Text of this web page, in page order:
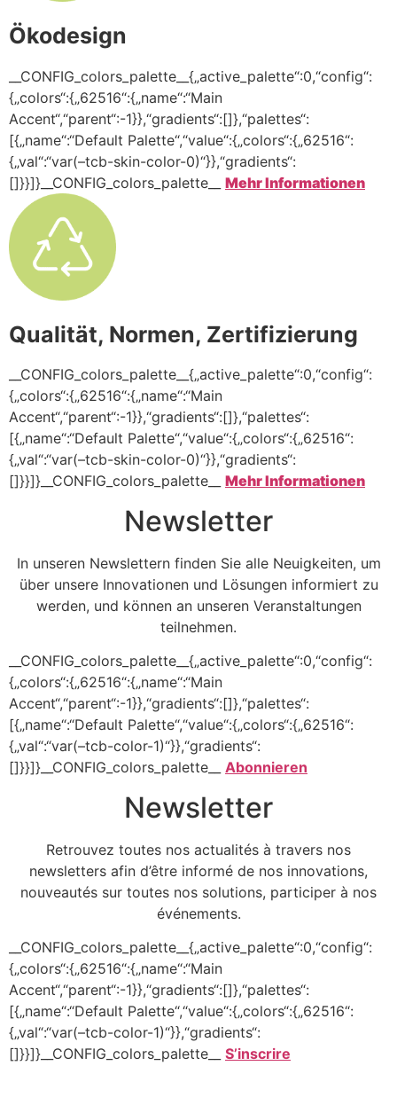
Ökodesign
__CONFIG_colors_palette__{„active_palette“:0,“config“:
{„colors“:{„62516“:{„name“:“Main
Accent“,“parent“:-1}},“gradients“:[]},“palettes“:
[{„name“:“Default Palette“,“value“:{„colors“:{„62516“:
{„val“:“var(–tcb-skin-color-0)“}},“gradients“:
[]}}]}__CONFIG_colors_palette__ Mehr Informationen
Qualität, Normen, Zertifizierung
__CONFIG_colors_palette__{„active_palette“:0,“config“:
{„colors“:{„62516“:{„name“:“Main
Accent“,“parent“:-1}},“gradients“:[]},“palettes“:
[{„name“:“Default Palette“,“value“:{„colors“:{„62516“:
{„val“:“var(–tcb-skin-color-0)“}},“gradients“:
[]}}]}__CONFIG_colors_palette__ Mehr Informationen
Newsletter
In unseren Newslettern finden Sie alle Neuigkeiten, um
über unsere Innovationen und Lösungen informiert zu
werden, und können an unseren Veranstaltungen
teilnehmen.
__CONFIG_colors_palette__{„active_palette“:0,“config“:
{„colors“:{„62516“:{„name“:“Main
Accent“,“parent“:-1}},“gradients“:[]},“palettes“:
[{„name“:“Default Palette“,“value“:{„colors“:{„62516“:
{„val“:“var(–tcb-color-1)“}},“gradients“:
[]}}]}__CONFIG_colors_palette__ Abonnieren
Newsletter
Retrouvez toutes nos actualités à travers nos
newsletters afin d’être informé de nos innovations,
nouveautés sur toutes nos solutions, participer à nos
événements.
__CONFIG_colors_palette__{„active_palette“:0,“config“:
{„colors“:{„62516“:{„name“:“Main
Accent“,“parent“:-1}},“gradients“:[]},“palettes“:
[{„name“:“Default Palette“,“value“:{„colors“:{„62516“:
{„val“:“var(–tcb-color-1)“}},“gradients“:
[]}}]}__CONFIG_colors_palette__ S’inscrire